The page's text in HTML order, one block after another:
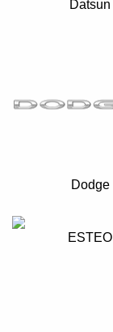
Datsun
Dodge
ESTEO